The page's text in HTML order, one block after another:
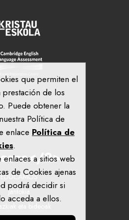
2>
EDUCAMOS
Jantokia
que permiten el
de los
Puede obtener la
Política de
enlace Política de
.
a sitios web
de Cookies ajenas
podrá decidir si
acceda a ellos.